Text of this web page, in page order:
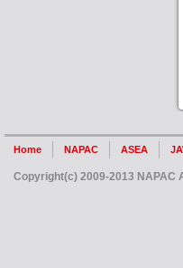
Home NAPAC ASEA
Copyright(c) 2009-2013 NAPAC